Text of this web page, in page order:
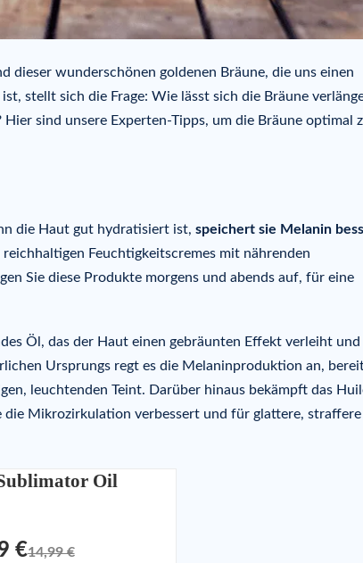
dieser wunderschönen goldenen Bräune, die uns einen
stellt sich die Frage: Wie lässt sich die Bräune
sind unsere Experten-Tipps, um die Bräune optimal
die Haut gut hydratisiert ist, speichert sie Melanin
Feuchtigkeitscremes mit nährenden
Sie diese Produkte morgens und abends auf, für eine
Öl, das der Haut einen gebräunten Effekt verleiht und
Ursprungs regt es die Melaninproduktion an,
leuchtenden Teint. Darüber hinaus bekämpft das
Mikrozirkulation verbessert und für glattere,
Oil
€14,99 €